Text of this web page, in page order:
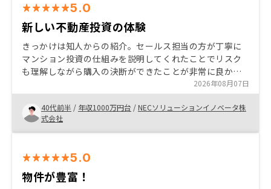
スクを許容できる範囲まで明確に整理できたこと。そし
て、この担当者なら任せられると確信を持ったことが、
購入を決めた最大の決め手です。 評価の「見える化」:AI
が算出する客観的スコアリングをして欲しかったです。
物件を比較する際に、どの項目が高いのかなどを知りた
かったです。
5.0
新しい不動産投資の体験
きっかけは知人からの紹介。セールス担当の方が丁寧に
マンション投資の仕組みを説明してくれたことでリスク
も理解しながら購入の決断ができたことが非常に良かっ
た。また収支のシュミレーションなどのご案内も非常に
早くわかりやすいため欲しい情報がすぐに手に入り、こ
れまでの不動産投資のイメージが変わった。
2026年08月07日
40代前半 / 年収1000万円台 /NECソリューションイノベータ株
式会社
5.0
物件が豊富！